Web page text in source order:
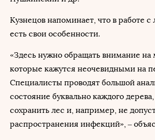
Кузнецов напоминает, что в работе
есть свои особенности.
«Здесь нужно обращать внимание на
которые кажутся неочевидными на
Специалисты проводят большой
состояние буквально каждого
сохранить лес и, например, не
распространения инфекций», –